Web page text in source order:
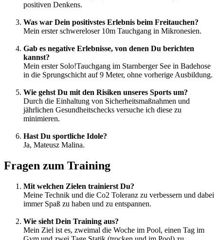
positiven Denkens.
Was war Dein positivstes Erlebnis beim Freitauchen?
Mein erster schwereloser 10m Tauchgang in Mikronesien.
Gab es negative Erlebnisse, von denen Du berichten
kannst?
Mein erster Solo!Tauchgang im Starnberger See in Badehose
in die Sprungschicht auf 9 Meter, ohne vorherige Ausbildung.
Wie gehst Du mit den Risiken unseres Sports um?
Durch die Einhaltung von Sicherheitsmaßnahmen und
jährlichen Gesundheitschecks versuche ich diese zu
minimieren.
Hast Du sportliche Idole?
Ja, Mateusz Malina.
Fragen zum Training
Mit welchen Zielen trainierst Du?
Meine Technik und die Co2 Toleranz zu verbessern und dabei
immer Spaß zu haben und zu entspannen.
Wie sieht Dein Training aus?
Mein Ziel ist es, zweimal die Woche im Pool, einen Tag im